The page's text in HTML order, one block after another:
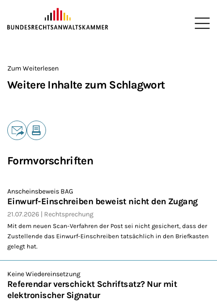
ZUM HAUPTINHALT SPRINGEN
Zum Weiterlesen
Weitere Inhalte zum Schlagwort
Teilen
Formvorschriften
Anscheinsbeweis BAG
Einwurf-Einschreiben beweist nicht den Zugang
21.07.2026 Rechtsprechung
Mit dem neuen Scan-Verfahren der Post sei nicht gesichert, dass der
Zustellende das Einwurf-Einschreiben tatsächlich in den Briefkasten
gelegt hat.
Keine Wiedereinsetzung
Referendar verschickt Schriftsatz? Nur mit
elektronischer Signatur